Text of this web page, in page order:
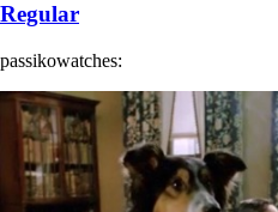
Regular
passikowatches: